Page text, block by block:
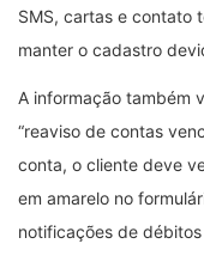
SMS, cartas e contato
manter o cadastro
A informação também
“reaviso de contas
conta, o cliente deve
em amarelo no
notificações de